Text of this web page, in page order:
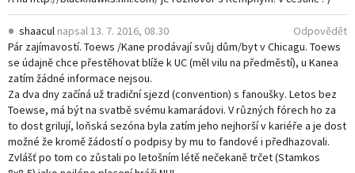
shaacul napsal13. 7. 2016, 08.30
Pár zajímavostí. Toews /Kane prodávají svůj dům/byt v Chicagu. Toews
se údajně chce přestěhovat blíže k UC (měl vilu na předměstí), u Kanea
zatím žádné informace nejsou.
Za dva dny začíná už tradiční sjezd (convention) s fanoušky. Letos bez
Toewse, má být na svatbě svému kamarádovi. V různých fórech ho za
to dost grilují, loňská sezóna byla zatím jeho nejhorší v kariéře a je dost
možné že kromě žádostí o podpisy by mu to fandové i předhazovali.
Zvlášť po tom co zůstali po letošním létě nečekaně trčet (Stamkos
Odpovědět